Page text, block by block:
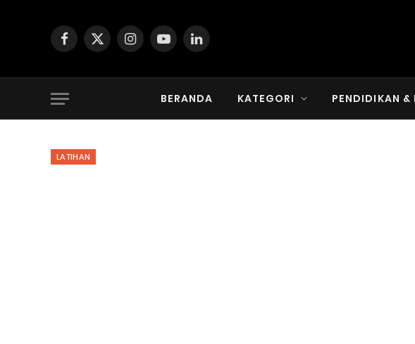
Facebook
X
InstagramYouTubeLinkedIn
BERANDA KATEGORI PENDIDIKAN &
LATIHAN